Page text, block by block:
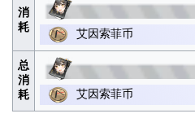
消
耗
艾因索菲币
总
消
耗
艾因索菲币